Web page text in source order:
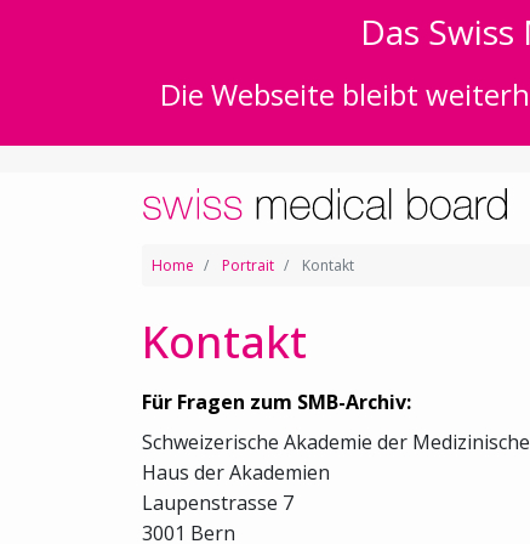
Das
Die Webseite bleibt
Home Portrait Kontakt
Kontakt
Für Fragen zum SMB-Archiv:
Schweizerische Akademie der
Haus der Akademien
Laupenstrasse 7
3001 Bern